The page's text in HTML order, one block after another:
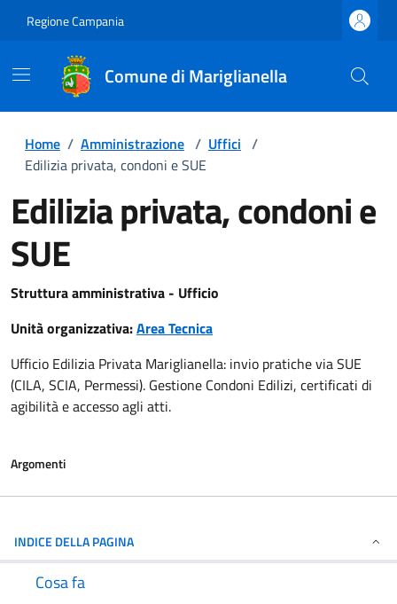
Regione Campania
Comune di Mariglianella
Home / Amministrazione / Uffici /
Edilizia privata, condoni e SUE
Edilizia privata, condoni e
SUE
Struttura amministrativa - Ufficio
Unità organizzativa:Area Tecnica
Ufficio Edilizia Privata Mariglianella: invio pratiche via SUE
(CILA, SCIA, Permessi). Gestione Condoni Edilizi, certificati di
agibilità e accesso agli atti.
Argomenti
INDICE DELLA PAGINA
Cosa fa